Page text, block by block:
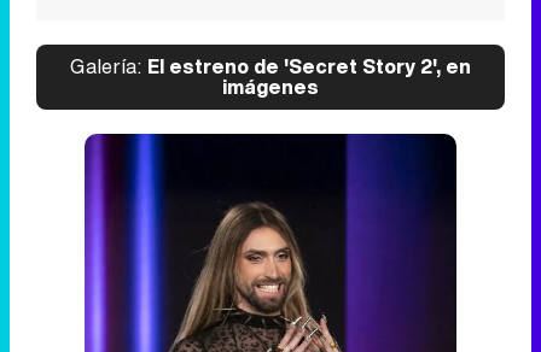
Galería: El estreno de 'Secret Story 2', en
imágenes